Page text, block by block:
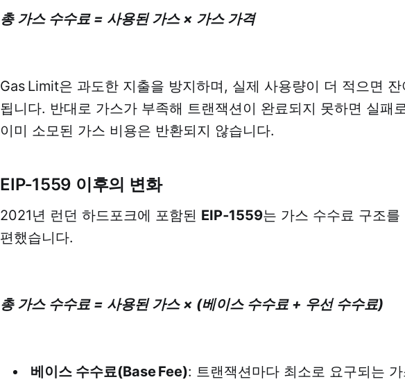
총 가스 수수료 = 사용된 가스 × 가스 가격
Gas Limit은 과도한 지출을 방지하며, 실제 사용량이 더 적으면
됩니다. 반대로 가스가 부족해 트랜잭션이 완료되지 못하면 실패
이미 소모된 가스 비용은 반환되지 않습니다.
EIP‑1559 이후의 변화
2021년 런던 하드포크에 포함된 EIP‑1559는 가스 수수료 구조를
편했습니다.
총 가스 수수료 = 사용된 가스 × (베이스 수수료 + 우선 수수료)
베이스 수수료(Base Fee): 트랜잭션마다 최소로 요구되는